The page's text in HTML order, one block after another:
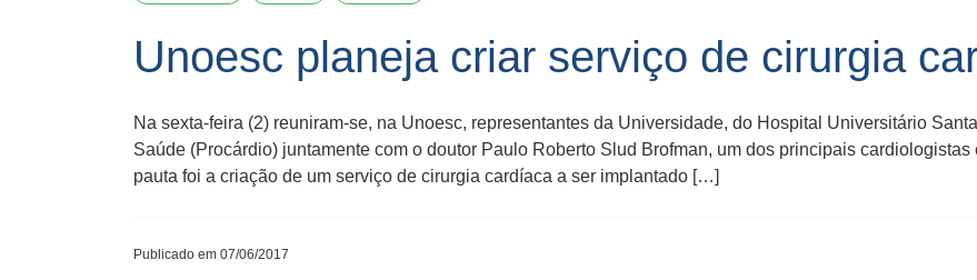
Unoesc planeja criar serviço de cirurgia
Na sexta-feira (2) reuniram-se, na Unoesc, representantes da Universidade, do Hospital Universitário
Saúde (Procárdio) juntamente com o doutor Paulo Roberto Slud Brofman, um dos principais
pauta foi a criação de um serviço de cirurgia cardíaca a ser implantado […]
Publicado em 07/06/2017